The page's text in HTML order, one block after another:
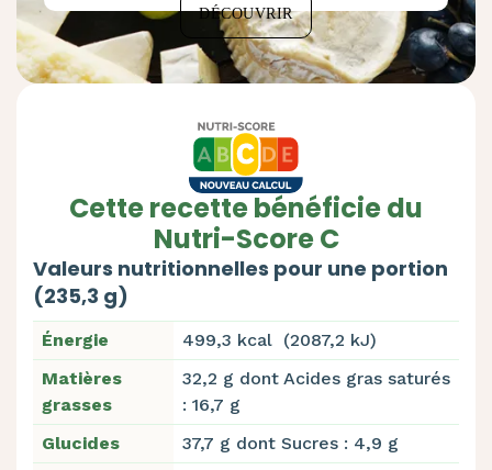
DÉCOUVRIR
Cette recette bénéficie du
Nutri-Score C
Valeurs nutritionnelles pour une portion
(235,3 g)
Énergie
499,3 kcal (2087,2 kJ)
Matières
grasses
32,2 g dont Acides gras saturés
: 16,7 g
Glucides
37,7 g dont Sucres : 4,9 g